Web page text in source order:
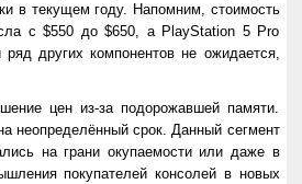
в текущем году. Напомним, стоимость
с $550 до $650, а PlayStation 5 Pro
других компонентов не ожидается,
цен из-за подорожавшей памяти.
неопределённый срок. Данный сегмент
на грани окупаемости или даже в
покупателей консолей в новых